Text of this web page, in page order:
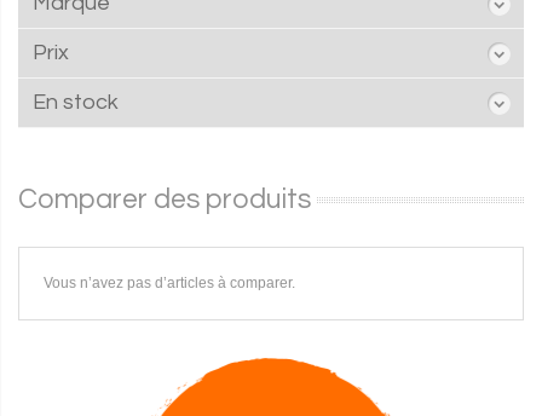
Prix
En stock
Comparer des produits
Vous n’avez pas d’articles à comparer.